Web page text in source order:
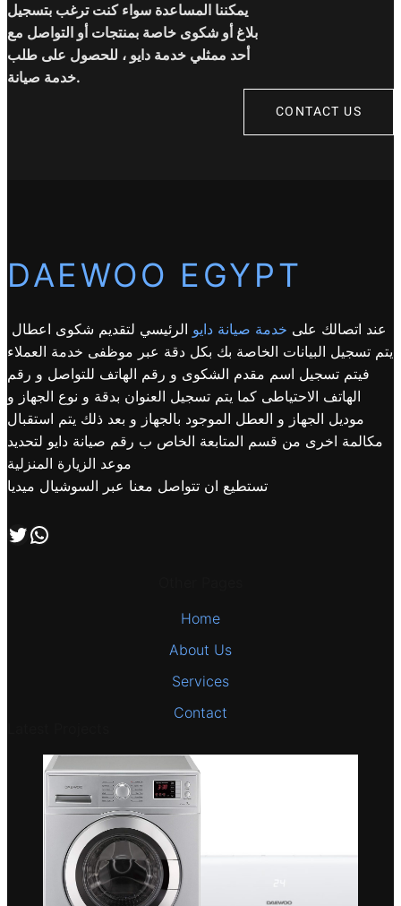
يمكننا المساعدة سواء كنت ترغب بتسجيل
بلاغ أو شكوى خاصة بمنتجات أو التواصل مع
أحد ممثلي خدمة دايو ، للحصول على طلب
خدمة صيانة.
CONTACT US
DAEWOO EGYPT
عند اتصالك على خدمة صيانة دايو الرئيسي لتقديم شكوى اعطال
يتم تسجيل البيانات الخاصة بك بكل دقة عبر موظفى خدمة العملاء
فيتم تسجيل اسم مقدم الشكوى و رقم الهاتف للتواصل و رقم
الهاتف الاحتياطى كما يتم تسجيل العنوان بدقة و نوع الجهاز و
موديل الجهاز و العطل الموجود بالجهاز و بعد ذلك يتم استقبال
مكالمة اخرى من قسم المتابعة الخاص ب رقم صيانة دايو لتحديد
موعد الزيارة المنزلية
تستطيع ان تتواصل معنا عبر السوشيال ميديا
تابعنا علي صفحة التويتر اتصل بنا علي طريق الوتساب
Home
About Us
Services
Contact